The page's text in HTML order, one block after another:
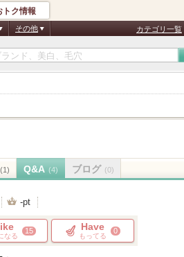
トク情報
その他 カテゴリ一覧
(1) Q&A (4) ブログ (0)
-pt
なる
15 Have
もってる
0